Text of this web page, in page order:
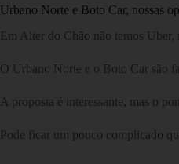
Urbano Norte e Boto Car, nossas
Em Alter do Chão não temos Uber,
O Urbano Norte e o Boto Car são
A proposta é interessante, mas o
Pode ficar um pouco complicado